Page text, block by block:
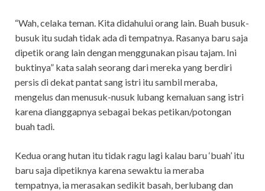
“Wah, celaka teman. Kita didahului orang lain. Buah busuk-
busuk itu sudah tidak ada di tempatnya. Rasanya baru saja
dipetik orang lain dengan menggunakan pisau tajam. Ini
buktinya” kata salah seorang dari mereka yang berdiri
persis di dekat pantat sang istri itu sambil meraba,
mengelus dan menusuk-nusuk lubang kemaluan sang istri
karena dianggapnya sebagai bekas petikan/potongan
buah tadi.
Kedua orang hutan itu tidak ragu lagi kalau baru ‘buah’ itu
baru saja dipetiknya karena sewaktu ia meraba
tempatnya, ia merasakan sedikit basah, berlubang dan